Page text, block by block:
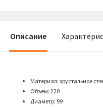
Описание
Материал: хрустальное
Объем: 220
Диаметр: 99